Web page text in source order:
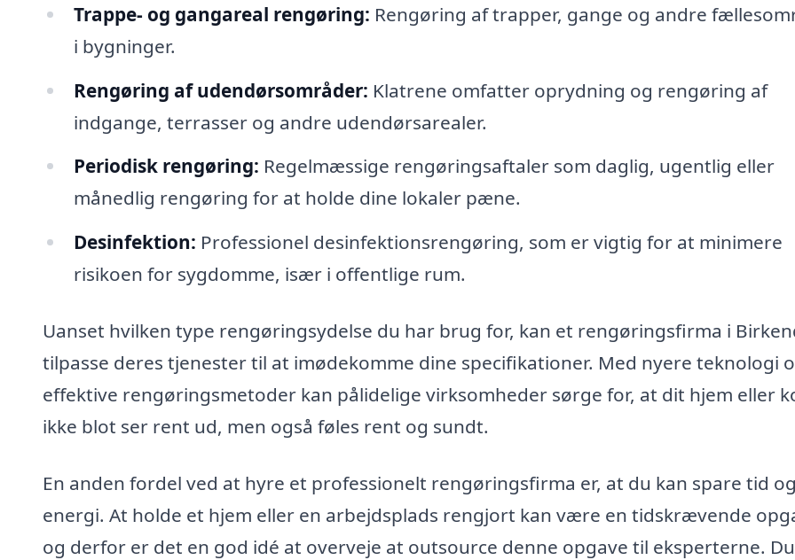
Trappe- og gangareal rengøring: Rengøring af trapper, gange og andre
i bygninger.
Rengøring af udendørsområder: Klatrene omfatter oprydning og rengøring af
indgange, terrasser og andre udendørsarealer.
Periodisk rengøring: Regelmæssige rengøringsaftaler som daglig, ugentlig eller
månedlig rengøring for at holde dine lokaler pæne.
Desinfektion: Professionel desinfektionsrengøring, som er vigtig for at minimere
risikoen for sygdomme, især i offentlige rum.
Uanset hvilken type rengøringsydelse du har brug for, kan et rengøringsfirma i
tilpasse deres tjenester til at imødekomme dine specifikationer. Med nyere teknologi
effektive rengøringsmetoder kan pålidelige virksomheder sørge for, at dit hjem eller
ikke blot ser rent ud, men også føles rent og sundt.
En anden fordel ved at hyre et professionelt rengøringsfirma er, at du kan spare tid og
energi. At holde et hjem eller en arbejdsplads rengjort kan være en tidskrævende
og derfor er det en god idé at overveje at outsource denne opgave til eksperterne.